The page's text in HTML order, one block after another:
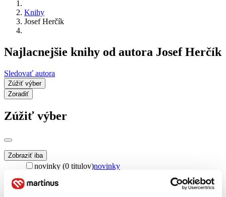
Knihy
Josef Herčík
Najlacnejšie knihy od autora Josef Herčík
Sledovať autora
Zúžiť výber
Zoradiť
Zúžiť výber
Zobraziť iba
novinky (0 titulov)novinky